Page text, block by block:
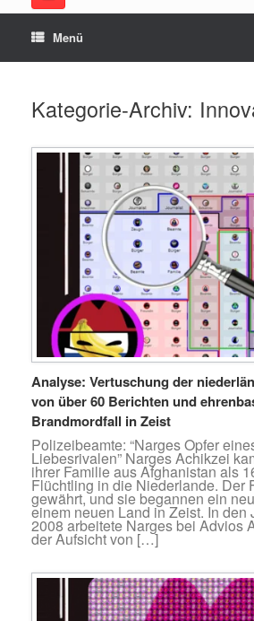
Menü
Kategorie-Archiv:
Analyse: Vertuschung der
von über 60 Berichten und
Brandmordfall in Zeist
Polizeibeamte: “Narges Opfer
Liebesrivalen” Narges Achikzei
ihrer Familie aus Afghanistan als
Flüchtling in die Niederlande. Der
gewährt, und sie begannen ein
einem neuen Land in Zeist. In den
2008 arbeitete Narges bei Advios
der Aufsicht von […]